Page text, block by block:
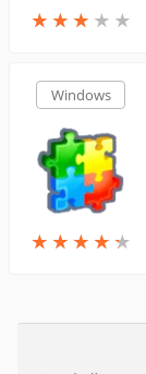
★ ★ ★ ★ ★
★ ★ ★ ★ ★
Windows
★ ★ ★ ★ ★
★ ★ ★ ★ ★